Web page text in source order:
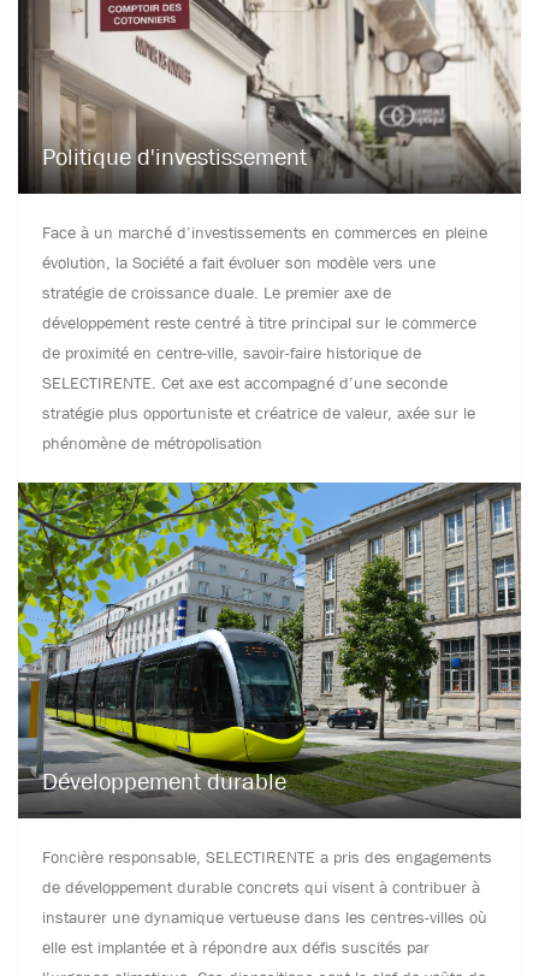
Politique d'investissement
Face à un marché d’investissements en commerces en pleine
évolution, la Société a fait évoluer son modèle vers une
stratégie de croissance duale. Le premier axe de
développement reste centré à titre principal sur le commerce
de proximité en centre-ville, savoir-faire historique de
SELECTIRENTE. Cet axe est accompagné d’une seconde
stratégie plus opportuniste et créatrice de valeur, axée sur le
phénomène de métropolisation
Développement durable
Foncière responsable, SELECTIRENTE a pris des engagements
de développement durable concrets qui visent à contribuer à
instaurer une dynamique vertueuse dans les centres-villes où
elle est implantée et à répondre aux défis suscités par